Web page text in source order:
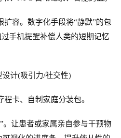
容。数字化手段将“静默”的包
手机提醒补偿人类的短期记忆
计(吸引力/社交性)
卡、自制家庭分装包。
让患者或家属亲自参与干预物